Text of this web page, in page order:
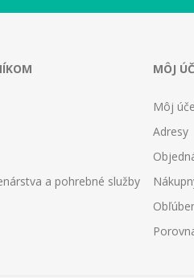
a pohrebné služby
MÔJ
Môj
Adresy